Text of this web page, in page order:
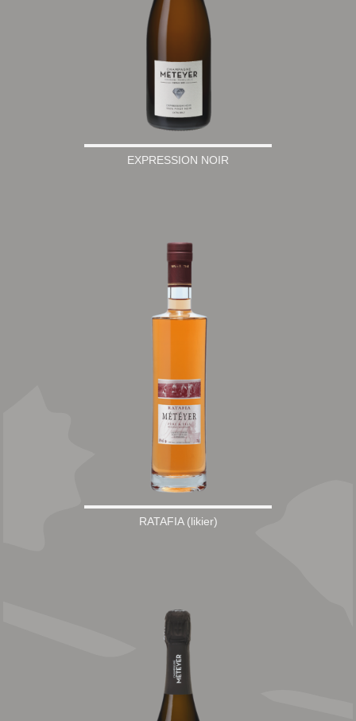
EXPRESSION NOIR
RATAFIA (likier)